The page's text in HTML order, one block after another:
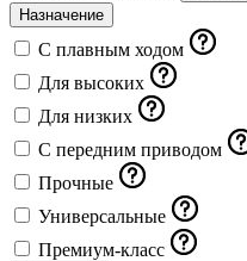
Назначение
С плавным ходом
Для высоких
Для низких
С передним приводом
Прочные
Универсальные
Премиум-класс